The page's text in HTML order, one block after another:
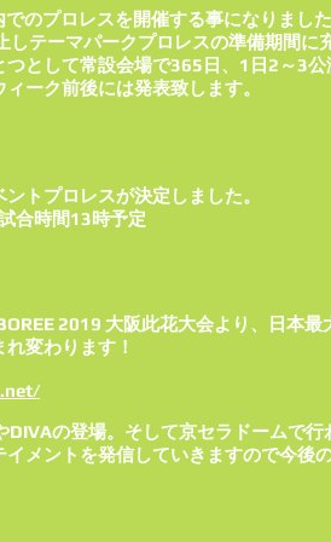
のプロレスを開催する事になりました
テーマパークプロレスの準備期間に
として常設会場で365日、1日2～3公
ーク前後には発表致します。
トプロレスが決定しました。
合時間13時予定
2019 大阪此花大会より、日本
変わります！
DIVAの登場。そして京セラドームで
メントを発信していきますので今後